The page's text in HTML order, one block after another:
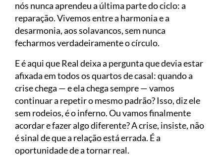
nós nunca aprendeu a última parte do ciclo: a
reparação. Vivemos entre a harmonia e a
desarmonia, aos solavancos, sem nunca
fecharmos verdadeiramente o círculo.
E é aqui que Real deixa a pergunta que devia estar
afixada em todos os quartos de casal: quando a
crise chega — e ela chega sempre — vamos
continuar a repetir o mesmo padrão? Isso, diz ele
sem rodeios, é o inferno. Ou vamos finalmente
acordar e fazer algo diferente? A crise, insiste, não
é sinal de que a relação está errada. É a
oportunidade de a tornar real.